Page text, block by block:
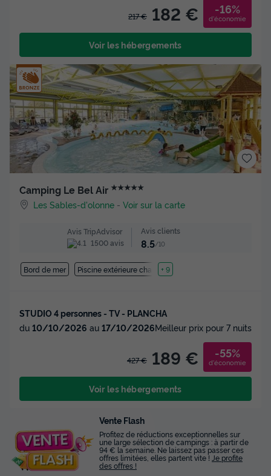
217 € 182 € -16%
d'économie
Voir les hébergements
Camping Le Bel Air ★★★★★
Les Sables-d'olonne -Voir sur la carte
Avis TripAdvisor
1500 avis
Avis clients
8.5/10
Bord de mer Piscine extérieure chauffée
+ 9
STUDIO 4 personnes - TV - PLANCHA
du 10/10/2026 au 17/10/2026Meilleur prix pour 7 nuits
427 € 189 € -55%
d'économie
Voir les hébergements
Vente Flash
Profitez de réductions exceptionnelles sur
une large sélection de campings : à partir de
94 € la semaine. Ne laissez pas passer ces
offres limitées, elles partent vite ! Je profite
des offres !